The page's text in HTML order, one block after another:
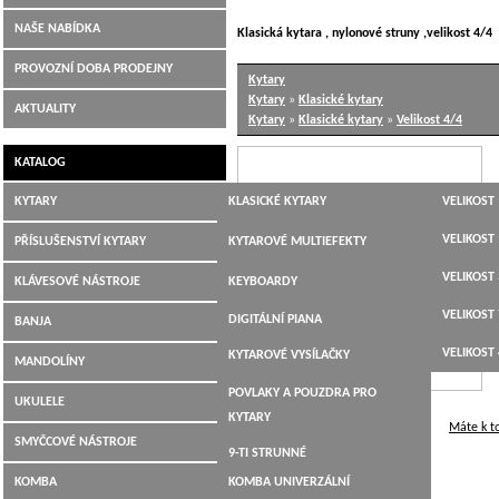
Klasická kytara , nylonové struny ,velikost 4/4
Kytary
Kytary » Klasické kytary
Kytary » Klasické kytary » Velikost 4/4
Máte k
4/4 model, šíře sedla 52 mm
NAŠE NABÍDKA
PROVOZNÍ DOBA PRODEJNY
AKTUALITY
KATALOG
KYTARY KLASICKÉ KYTARY
JUMBO,
12-TI STRUNNÉ
9-TI STRUNNÉ
PŘÍSLUŠENSTVÍ KYTARY KYTAROVÉ MULTIEFEKTY
LADIČKY
KYTAROVÉ KABELY
KYTAROVÉ VYSÍLAČKY
POVLAKY A POUZDRA PRO
KYTARY
KLÁVESOVÉ NÁSTROJE KEYBOARDY
DIGITÁLNÍ PIANA
BANJA
MANDOLÍNY
UKULELE
SMYČCOVÉ NÁSTROJE
KOMBA KOMBA UNIVERZÁLNÍ